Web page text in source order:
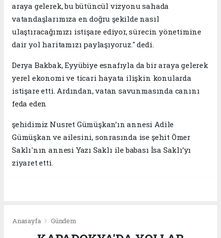
araya gelerek, bu bütüncül vizyonu sahada
vatandaşlarımıza en doğru şekilde nasıl
ulaştıracağımızı istişare ediyor, sürecin yönetimine
dair yol haritamızı paylaşıyoruz." dedi.
Derya Bakbak, Eyyübiye esnafıyla da bir araya gelerek
yerel ekonomi ve ticari hayata ilişkin konularda
istişare etti. Ardından, vatan savunmasında canını
feda eden
şehidimiz Nusret Gümüşkan’ın annesi Adile
Gümüşkan ve ailesini, sonrasında ise şehit Ömer
Saklı'nın annesi Yazı Saklı ile babası İsa Saklı’yı
ziyaret etti.
Anasayfa Gündem